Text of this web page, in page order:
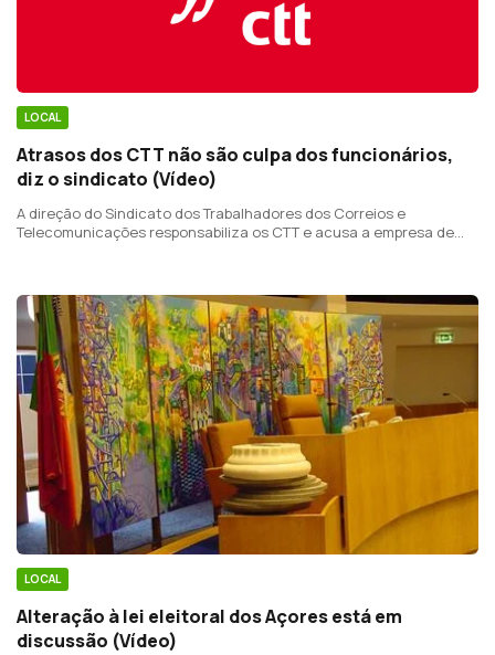
LOCAL
Atrasos dos CTT não são culpa dos funcionários,
diz o sindicato (Vídeo)
A direção do Sindicato dos Trabalhadores dos Correios e
Telecomunicações responsabiliza os CTT e acusa a empresa de
LOCAL
Alteração à lei eleitoral dos Açores está em
discussão (Vídeo)